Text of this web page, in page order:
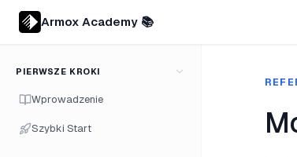
Armox Academy 📚
PIERWSZE KROKI
Wprowadzenie
Szybki Start